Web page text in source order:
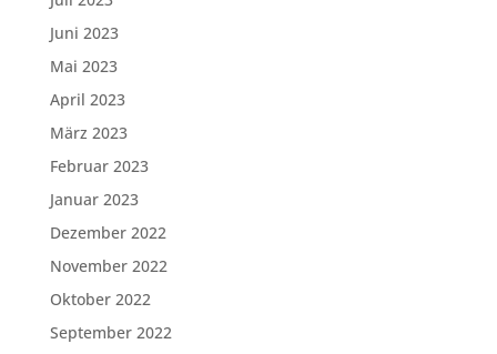
Juni 2023
Mai 2023
April 2023
März 2023
Februar 2023
Januar 2023
Dezember 2022
November 2022
Oktober 2022
September 2022